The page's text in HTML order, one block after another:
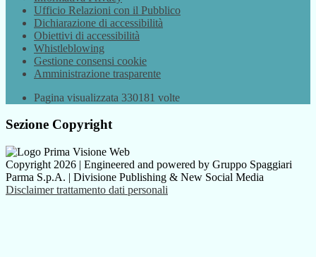
Ufficio Relazioni con il Pubblico
Dichiarazione di accessibilità
Obiettivi di accessibilità
Whistleblowing
Gestione consensi cookie
Amministrazione trasparente
Pagina visualizzata 330181 volte
Sezione Copyright
Copyright 2026 | Engineered and powered by Gruppo Spaggiari
Parma S.p.A. | Divisione Publishing & New Social Media
Disclaimer trattamento dati personali